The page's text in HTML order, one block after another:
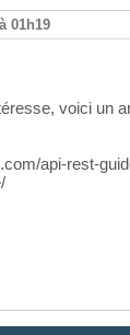
01h19
voici un
api-rest-